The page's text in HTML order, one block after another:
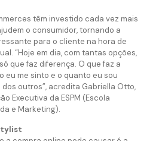
têm investido cada vez mais
o consumidor, tornando a
para o cliente na hora de
“Hoje em dia, com tantas opções,
que faz diferença. O que faz a
eu me sinto e o quanto eu sou
outros”, acredita Gabriella Otto,
Executiva da ESPM (Escola
e Marketing).